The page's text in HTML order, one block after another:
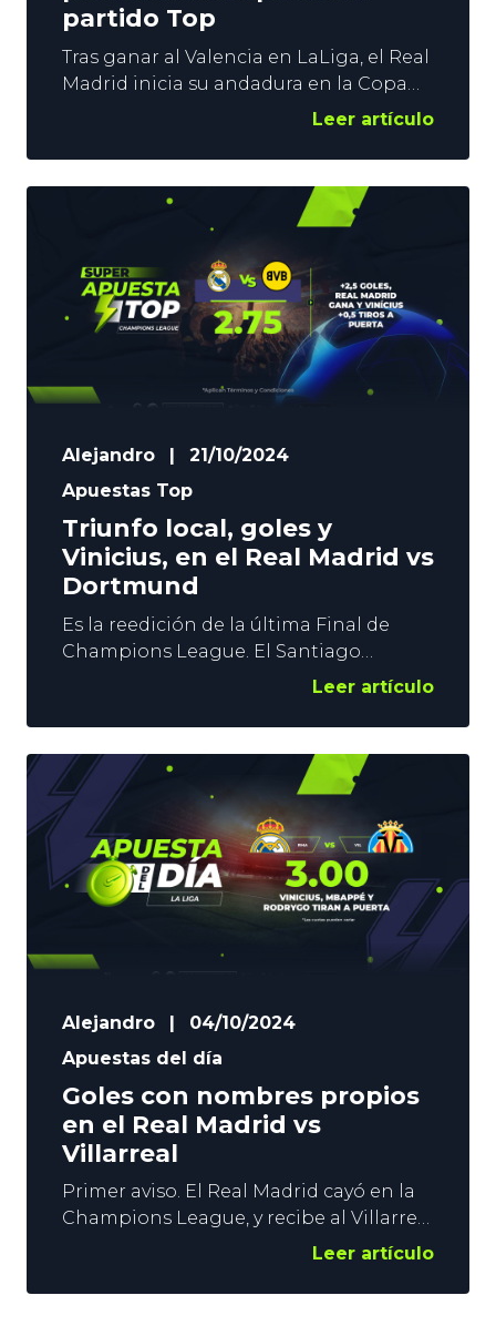
partido Top
Tras ganar al Valencia en LaLiga, el Real
Madrid inicia su andadura en la Copa
del Rey. Los de Ancelotti viajan al
medirse al Minera. La superioridad
merengue no se pone en duda, pero los
excesos de confianza se pagan muy
damos 3 pronósticos
Leer artículo
Alejandro |
21/10/2024
Apuestas Top
Triunfo local, goles y
Vinicius, en el Real Madrid vs
Dortmund
Es la reedición de la última Final de
Champions League. El Santiago
Bernabéu alberga este martes el Real
jornada. Un partido de este nivel pide
una Super Apuesta Top. En YoSports
somos conscientes de ello.
Combinamos el triunfo merengue en
un partido con más de 2 goles, y le
Leer artículo
Alejandro |
04/10/2024
Apuestas del día
Goles con nombres propios
en el Real Madrid vs
Villarreal
Primer aviso. El Real Madrid cayó en la
Champions League, y recibe al Villarreal
en La Liga. No termina de arrancar el
es un estadio paciente. No nos
Leer artículo